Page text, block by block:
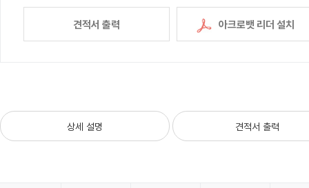
견적서 출력 아크로뱃 리더 설치
상세 설명 견적서 출력